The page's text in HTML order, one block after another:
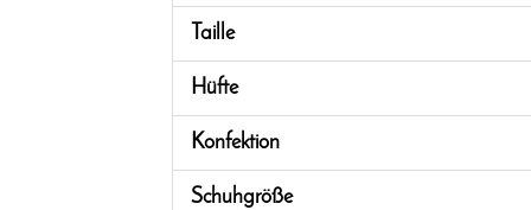
Taille
Hüfte
Konfektion
Schuhgröße